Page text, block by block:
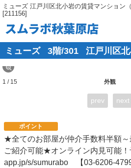
ミューズ 江戸川区北小岩の賃貸マンション
[211156]
スムラボ秋葉原店
ミューズ 3階/301 江戸川区
外観
1 / 15
prev next
ポイント
★全てのお部屋が仲介手数料半額
ご紹介可能★オンライン内見可能
app.jp/s/sumurabo 【03-6206-